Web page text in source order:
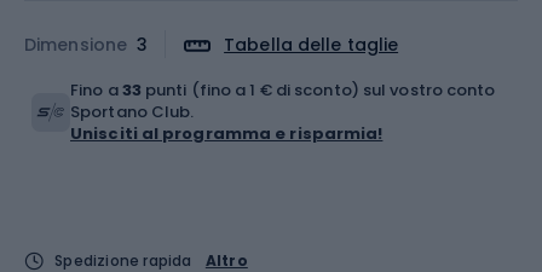
Dimensione 3 Tabella delle taglie
Fino a33 punti (fino a 1 € di sconto) sul vostro conto
Sportano Club.
Unisciti al programma e risparmia!
Spedizione rapida
Altro